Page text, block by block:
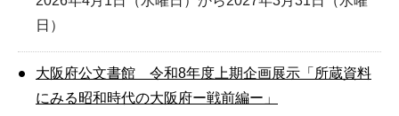
日）
大阪府公文書館 令和8年度上期企画展示「所蔵資料
にみる昭和時代の大阪府ー戦前編ー」